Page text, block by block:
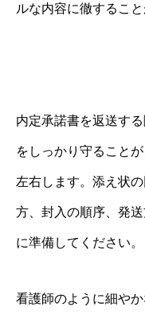
ルな内容に徹すること
内定承諾書を返送す
をしっかり守ること
左右します。添え状
方、封入の順序、発
に準備してください。
看護師のように細や